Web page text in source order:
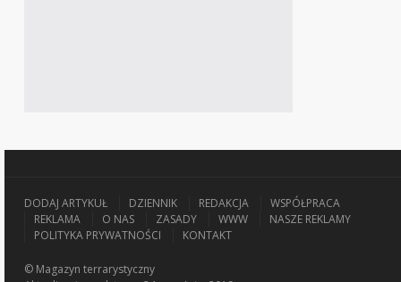
DODAJ ARTYKUŁ DZIENNIK REDAKCJA
WSPÓŁPRACA
REKLAMA
O NAS ZASADY WWW
NASZE REKLAMY
POLITYKA PRYWATNOŚCI
KONTAKT
© Magazyn terrarystyczny